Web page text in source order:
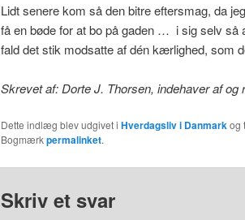
Lidt senere kom så den bitre eftersmag, da
få en bøde for at bo på gaden … i sig selv så
fald det stik modsatte af dén kærlighed, som
Skrevet af: Dorte J. Thorsen, indehaver af
Dette indlæg blev udgivet i Hverdagsliv i Danmarkog
Bogmærkpermalinket.
Skriv et svar